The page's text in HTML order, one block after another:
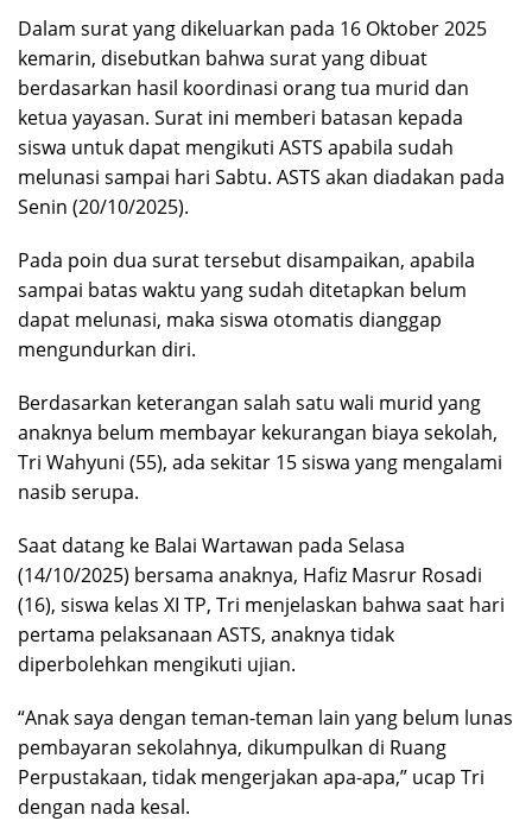
Dalam surat yang dikeluarkan pada 16 Oktober 2025
kemarin, disebutkan bahwa surat yang dibuat
berdasarkan hasil koordinasi orang tua murid dan
ketua yayasan. Surat ini memberi batasan kepada
siswa untuk dapat mengikuti ASTS apabila sudah
melunasi sampai hari Sabtu. ASTS akan diadakan pada
Senin (20/10/2025).
Pada poin dua surat tersebut disampaikan, apabila
sampai batas waktu yang sudah ditetapkan belum
dapat melunasi, maka siswa otomatis dianggap
mengundurkan diri.
Berdasarkan keterangan salah satu wali murid yang
anaknya belum membayar kekurangan biaya sekolah,
Tri Wahyuni (55), ada sekitar 15 siswa yang mengalami
nasib serupa.
Saat datang ke Balai Wartawan pada Selasa
(14/10/2025) bersama anaknya, Hafiz Masrur Rosadi
(16), siswa kelas XI TP, Tri menjelaskan bahwa saat hari
pertama pelaksanaan ASTS, anaknya tidak
diperbolehkan mengikuti ujian.
“Anak saya dengan teman-teman lain yang belum lunas
pembayaran sekolahnya, dikumpulkan di Ruang
Perpustakaan, tidak mengerjakan apa-apa,” ucap Tri
dengan nada kesal.